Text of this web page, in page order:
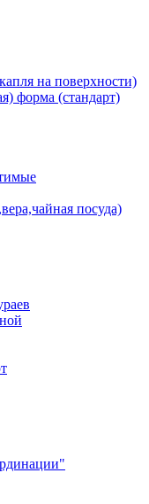
на поверхности)
форма (стандарт)
посуда)